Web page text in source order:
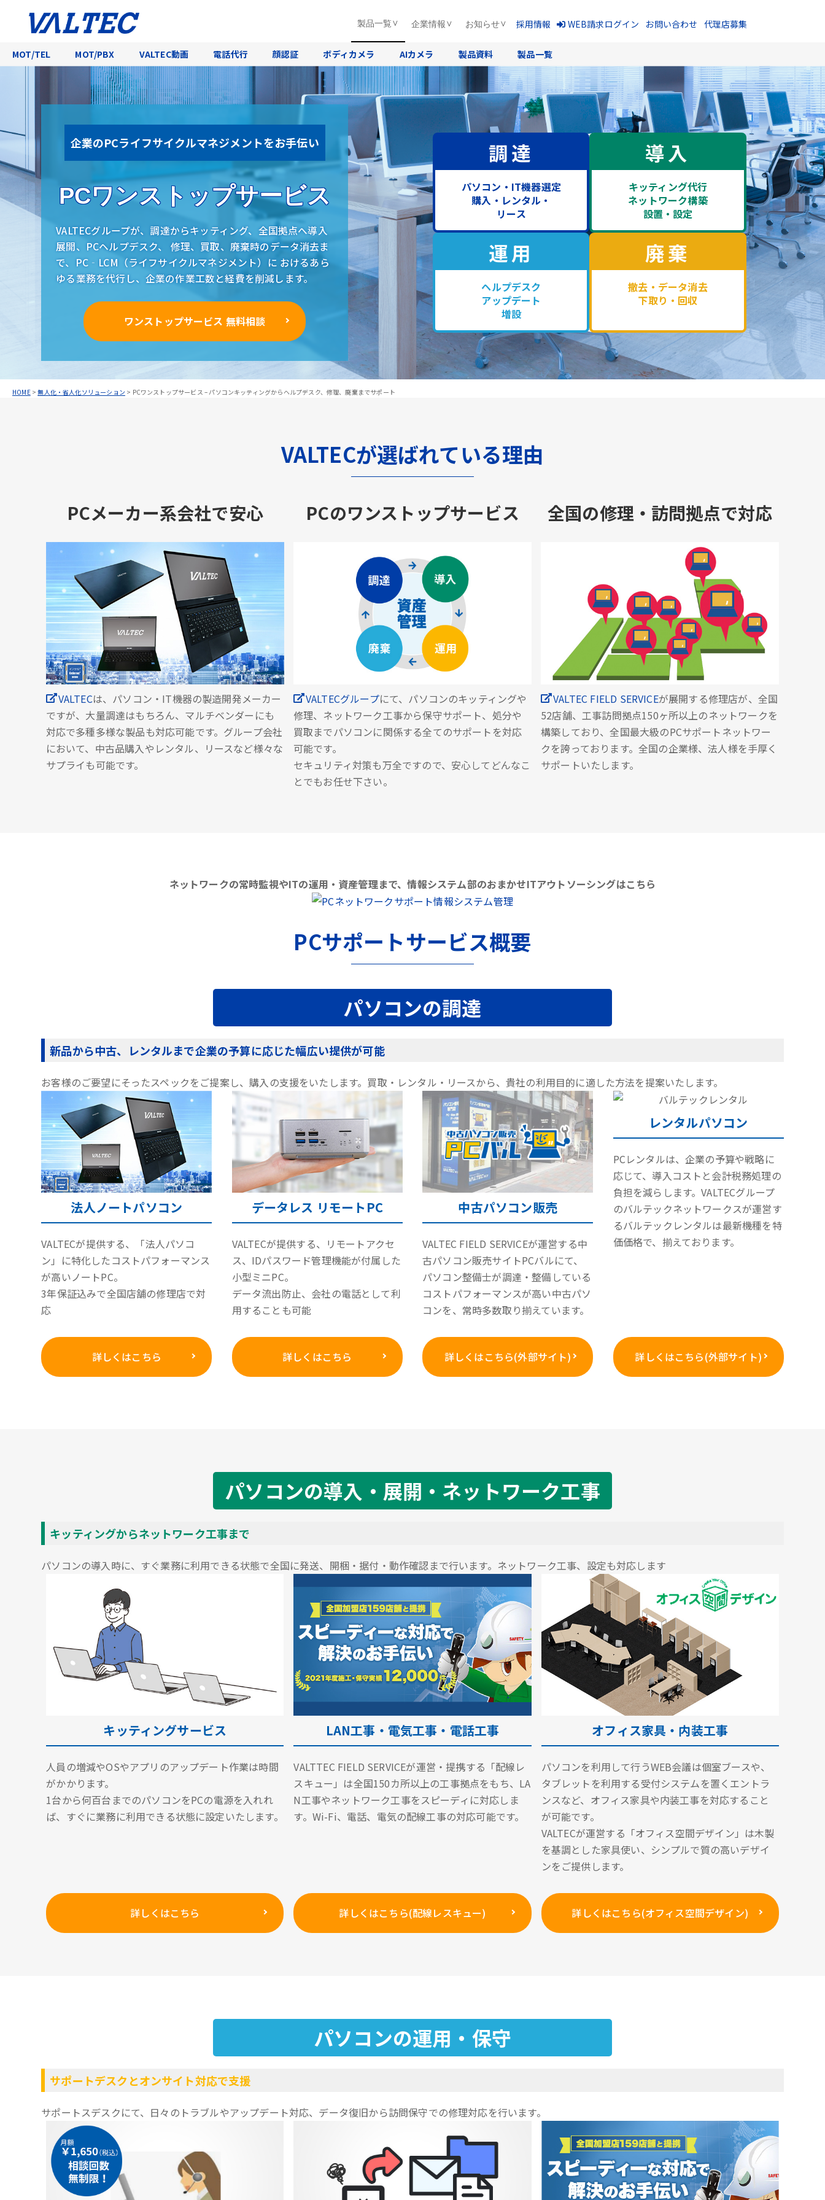
製品一覧
MOT/TEL MOT/PBX VALTEC動画 電話代行 顔認証 ボディカメラ AIカメラ 製品資料 製品一覧
企業情報 お知らせ 採用情報 WEB請求ログイン お問い合わせ 代理店募集
HOME>無人化・省人化ソリューション > PCワンストップサービス – パソコンキッティングからヘルプデスク、修理、廃棄までサポート
企業のPCライフサイクルマネジメントをお手伝い
PCワンストップサービス
VALTECグループが、調達からキッティング、 全国拠点へ導入
展開、PCヘルプデスク、 修理、買取、廃棄時のデータ消去ま
で、 PC‐LCM（ライフサイクルマネジメント）に おけるあら
ゆる業務を代行し、 企業の作業工数と経費を削減します。
ワンストップサービス 無料相談
調達
パソコン・IT機器選定
購入・レンタル・
リース
導入
キッティング代行
ネットワーク構築
設置・設定
運用
ヘルプデスク
アップデート
増設
廃棄
撤去・データ消去
下取り・回収
VALTECが選ばれている理由
PCメーカー系会社で安心
VALTECは、パソコン・IT機器の製造開発メーカー
ですが、大量調達はもちろん、マルチベンダーにも
対応で多種多様な製品も対応可能です。グループ会社
において、中古品購入やレンタル、リースなど様々な
サプライも可能です。
PCのワンストップサービス
VALTECグループにて、パソコンのキッティングや
修理、ネットワーク工事から保守サポート、処分や
買取までパソコンに関係する全てのサポートを対応
可能です。
セキュリティ対策も万全ですので、安心してどんなこ
とでもお任せ下さい。
全国の修理・訪問拠点で対応
VALTEC FIELD SERVICEが展開する修理店が、全国
52店舗、工事訪問拠点150ヶ所以上のネットワークを
構築しており、全国最大級のPCサポートネットワー
クを誇っております。全国の企業様、法人様を手厚く
サポートいたします。
ネットワークの常時監視やITの運用・資産管理まで、情報システム部のおまかせITアウトソーシングはこちら
PCサポートサービス概要
パソコンの調達
新品から中古、レンタルまで企業の予算に応じた幅広い提供が可能
お客様のご要望にそったスペックをご提案し、購入の支援をいたします。買取・レンタル・リースから、貴社の利用目的に適した方法を提案いたします。
法人ノートパソコン
VALTECが提供する、「法人パソコ
ン」に特化したコストパフォーマンス
が高いノートPC。
3年保証込みで全国店舗の修理店で対
応
詳しくはこちら
データレス リモートPC
VALTECが提供する、リモートアクセ
ス、IDパスワード管理機能が付属した
小型ミニPC。
データ流出防止、会社の電話として利
用することも可能
詳しくはこちら
中古パソコン販売
VALTEC FIELD SERVICEが運営する中
古パソコン販売サイトPCバルにて、
パソコン整備士が調達・整備している
コストパフォーマンスが高い中古パソ
コンを、常時多数取り揃えています。
詳しくはこちら(外部サイト)
レンタルパソコン
PCレンタルは、企業の予算や戦略に
応じて、導入コストと会計税務処理の
負担を減らします。VALTECグループ
のバルテックネットワークスが運営す
るバルテックレンタルは最新機種を特
価価格で、揃えております。
詳しくはこちら(外部サイト)
パソコンの導入・展開・ネットワーク工事
キッティングからネットワーク工事まで
パソコンの導入時に、すぐ業務に利用できる状態で全国に発送、開梱・据付・動作確認まで行います。ネットワーク工事、設定も対応します
キッティングサービス
人員の増減やOSやアプリのアップデート作業は時間
がかかります。
1台から何百台までのパソコンをPCの電源を入れれ
ば、すぐに業務に利用できる状態に設定いたします。
詳しくはこちら
LAN工事・電気工事・電話工事
VALTTEC FIELD SERVICEが運営・提携する「配線レ
スキュー」は全国150カ所以上の工事拠点をもち、LA
N工事やネットワーク工事をスピーディに対応しま
す。Wi-Fi、電話、電気の配線工事の対応可能です。
詳しくはこちら(配線レスキュー)
オフィス家具・内装工事
パソコンを利用して行うWEB会議は個室ブースや、
タブレットを利用する受付システムを置くエントラ
ンスなど、オフィス家具や内装工事を対応すること
が可能です。
VALTECが運営する「オフィス空間デザイン」は木製
を基調とした家具使い、シンプルで質の高いデザイ
ンをご提供します。
詳しくはこちら(オフィス空間デザイン)
パソコンの運用・保守
サポートデスクとオンサイト対応で支援
サポートスデスクにて、日々のトラブルやアップデート対応、データ復旧から訪問保守での修理対応を行います。